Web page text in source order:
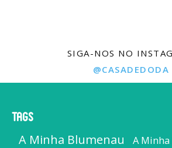
SIGA-NOS NO
@CASADEDODA
Tags
A Minha Blumenau A